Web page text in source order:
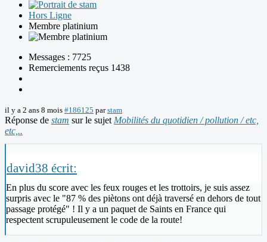
Hors Ligne
Membre platinium
Messages : 7725
Remerciements reçus 1438
il y a 2 ans 8 mois #186125 parstam
Réponse de stam sur le sujet Mobilités du quotidien / pollution / etc,
etc,..
david38 écrit:
En plus du score avec les feux rouges et les trottoirs, je suis assez
surpris avec le "87 % des piètons ont déjà traversé en dehors de tout
passage protégé" ! Il y a un paquet de Saints en France qui
respectent scrupuleusement le code de la route!